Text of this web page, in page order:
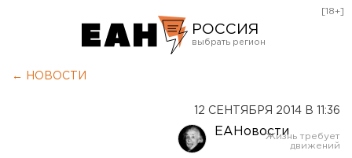
РОССИЯ
Оренбург
[18+]
← НОВОСТИ
12 СЕНТЯБРЯ 2014 В 11:36
ЕАНовости